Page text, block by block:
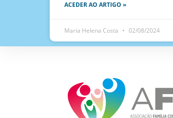
ACEDER AO ARTIGO »
Maria Helena Costa 02/08/2024